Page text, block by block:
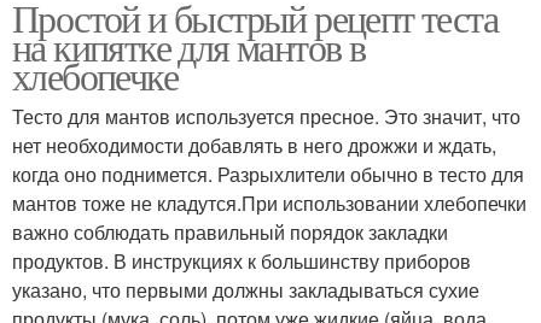
Простой и быстрый рецепт теста
на кипятке для мантов в
хлебопечке
Тесто для мантов используется пресное. Это значит, что
нет необходимости добавлять в него дрожжи и ждать,
когда оно поднимется. Разрыхлители обычно в тесто для
мантов тоже не кладутся.При использовании хлебопечки
важно соблюдать правильный порядок закладки
продуктов. В инструкциях к большинству приборов
указано, что первыми должны закладываться сухие